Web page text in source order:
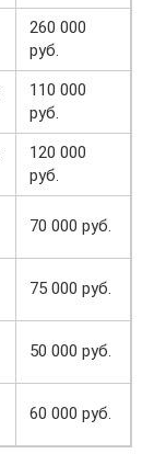
260 000
руб.
110 000
руб.
120 000
руб.
70 000 руб.
75 000 руб.
50 000 руб.
60 000 руб.